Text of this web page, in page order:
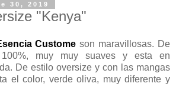
30, 2019
"Kenya"
Custome son maravillosas. De
100%, muy muy suaves y esta en
De estilo oversize y con las mangas
el color, verde oliva, muy diferente y